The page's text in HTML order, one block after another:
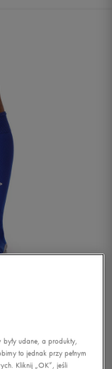
były udane, a produkty,
to jednak przy pełnym
Kliknij „OK”, jeśli